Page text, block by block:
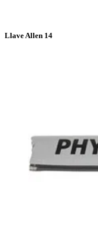
Llave Allen 14